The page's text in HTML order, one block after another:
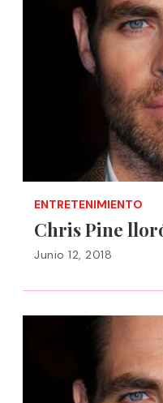
ENTRETENIMIENTO
Chris Pine
Junio 12, 2018